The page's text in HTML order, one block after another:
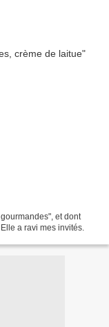
et dont
a ravi mes invités.